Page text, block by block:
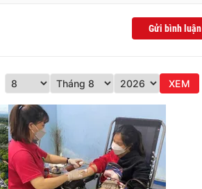
Gửi bình luận
XEM